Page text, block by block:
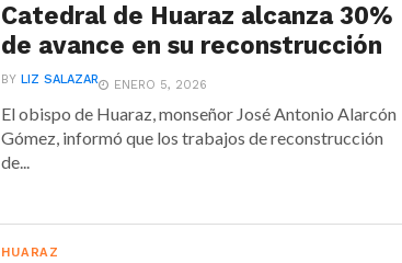
Catedral de Huaraz alcanza 30%
de avance en su reconstrucción
BYLIZ SALAZAR ENERO 5, 2026
El obispo de Huaraz, monseñor José Antonio Alarcón
Gómez, informó que los trabajos de reconstrucción
de...
HUARAZ